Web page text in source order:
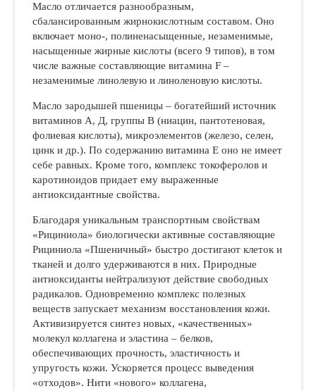
Масло отличается разнообразным,
сбалансированным жирнокислотным составом. Оно
включает моно-, полиненасыщенные, незаменимые,
насыщенные жирные кислоты (всего 9 типов), в том
числе важные составляющие витамина F –
незаменимые линолевую и линоленовую кислоты.
Масло зародышей пшеницы – богатейший источник
витаминов А, Д, группы В (ниацин, пантотеновая,
фолиевая кислоты), микроэлементов (железо, селен,
цинк и др.). По содержанию витамина Е оно не имеет
себе равных. Кроме того, комплекс токоферолов и
каротиноидов придает ему выраженные
антиоксидантные свойства.
Благодаря уникальным транспортным свойствам
«Рициниола» биологически активные составляющие
Рициниола «Пшеничный» быстро достигают клеток и
тканей и долго удерживаются в них. Природные
антиоксиданты нейтрализуют действие свободных
радикалов. Одновременно комплекс полезных
веществ запускает механизм восстановления кожи.
Активизируется синтез новых, «качественных»
молекул коллагена и эластина – белков,
обеспечивающих прочность, эластичность и
упругость кожи. Ускоряется процесс выведения
«отходов». Нити «нового» коллагена,